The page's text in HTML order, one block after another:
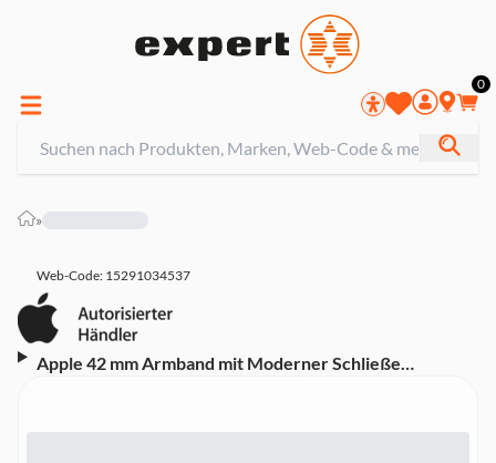
0
»
Web-Code: 15291034537
Apple 42 mm Armband mit Moderner Schließe